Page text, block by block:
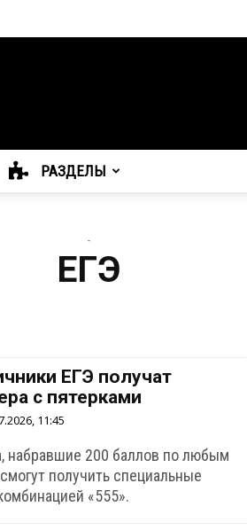
РАЗДЕЛЫ
-
ЕГЭ
ЕГЭ получат
с пятерками
11:45
набравшие 200 баллов по любым
получить специальные
«555».